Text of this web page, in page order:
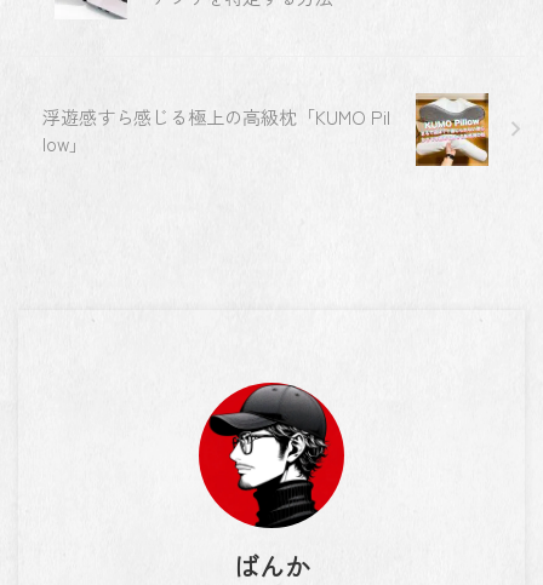
浮遊感すら感じる極上の高級枕「KUMO Pil
low」
ばんか